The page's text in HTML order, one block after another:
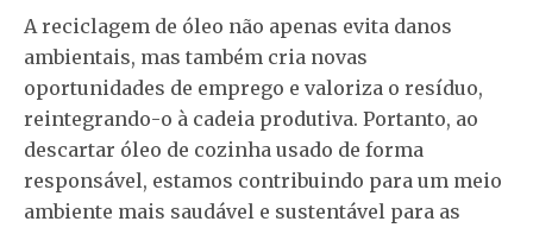
A reciclagem de óleo não apenas evita danos
ambientais, mas também cria novas
oportunidades de emprego e valoriza o resíduo,
reintegrando-o à cadeia produtiva. Portanto, ao
descartar óleo de cozinha usado de forma
responsável, estamos contribuindo para um meio
ambiente mais saudável e sustentável para as